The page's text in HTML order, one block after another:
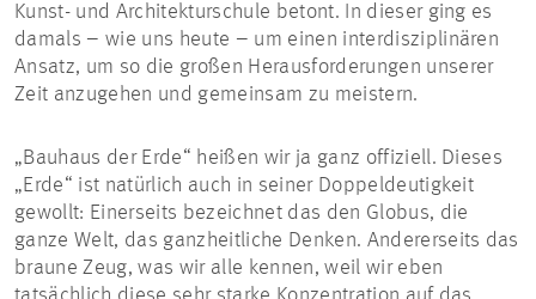
Kunst- und Architekturschule betont. In dieser ging es
damals – wie uns heute – um einen interdisziplinären
Ansatz, um so die großen Herausforderungen unserer
Zeit anzugehen und gemeinsam zu meistern.
„Bauhaus der Erde“ heißen wir ja ganz offiziell. Dieses
„Erde“ ist natürlich auch in seiner Doppeldeutigkeit
gewollt: Einerseits bezeichnet das den Globus, die
ganze Welt, das ganzheitliche Denken. Andererseits das
braune Zeug, was wir alle kennen, weil wir eben